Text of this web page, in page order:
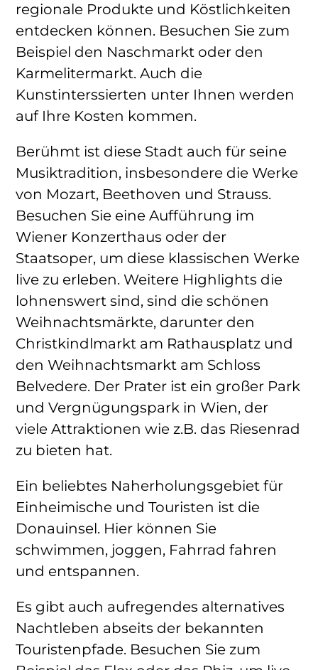
regionale Produkte und Köstlichkeiten
entdecken können. Besuchen Sie zum
Beispiel den Naschmarkt oder den
Karmelitermarkt. Auch die
Kunstinterssierten unter Ihnen werden
auf Ihre Kosten kommen.
Berühmt ist diese Stadt auch für seine
Musiktradition, insbesondere die Werke
von Mozart, Beethoven und Strauss.
Besuchen Sie eine Aufführung im
Wiener Konzerthaus oder der
Staatsoper, um diese klassischen Werke
live zu erleben. Weitere Highlights die
lohnenswert sind, sind die schönen
Weihnachtsmärkte, darunter den
Christkindlmarkt am Rathausplatz und
den Weihnachtsmarkt am Schloss
Belvedere. Der Prater ist ein großer Park
und Vergnügungspark in Wien, der
viele Attraktionen wie z.B. das Riesenrad
zu bieten hat.
Ein beliebtes Naherholungsgebiet für
Einheimische und Touristen ist die
Donauinsel. Hier können Sie
schwimmen, joggen, Fahrrad fahren
und entspannen.
Es gibt auch aufregendes alternatives
Nachtleben abseits der bekannten
Touristenpfade. Besuchen Sie zum